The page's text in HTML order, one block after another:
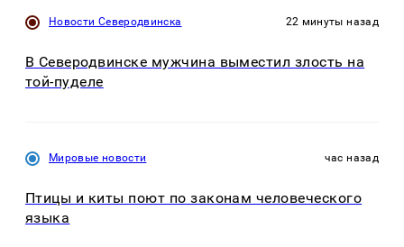
Новости Северодвинска 22 минуты назад
В Северодвинске мужчина выместил злость на
той-пуделе
Мировые новости час назад
Птицы и киты поют по законам человеческого
языка